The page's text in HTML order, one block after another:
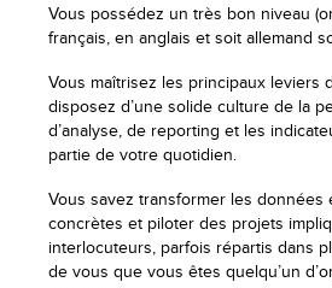
Vous possédez un très bon niveau
français, en anglais et soit allemand
Vous maîtrisez les principaux leviers
disposez d’une solide culture de la
d’analyse, de reporting et les
partie de votre quotidien.
Vous savez transformer les données
concrètes et piloter des projets
interlocuteurs, parfois répartis dans
de vous que vous êtes quelqu’un